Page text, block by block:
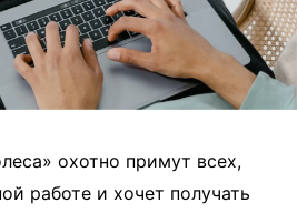
охотно примут всех,
работе и хочет получать